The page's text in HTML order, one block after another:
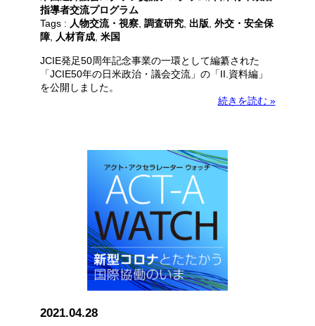
指導者交流プログラム
Tags : 人物交流・視察, 調査研究, 出版 外交・安全保
障, 人材育成, 米国
JCIE発足50周年記念事業の一環として編纂された
「JCIE50年の日米政治・議会交流」の「II.資料編」
を公開しました。
続きを読む »
2021.04.28